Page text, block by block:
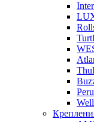
Inter